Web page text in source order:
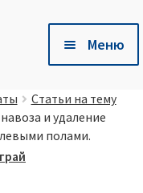
Меню
Статьи на тему
и удаление
полами.